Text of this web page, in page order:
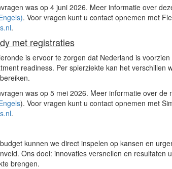
was op 4 juni 2026. Meer informatie over
. Voor vragen kunt u contact opnemen met
.
met registraties
is ervoor te zorgen dat Nederland is
readiness. Per spierziekte kan het verschillen
was op 5 mei 2026. Meer informatie over de
). Voor vragen kunt u contact opnemen met
.
kunnen we direct inspelen op kansen en
Ons doel: innovaties versnellen en resultaten
brengen.